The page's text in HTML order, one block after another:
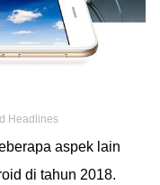
Headlines
aspek lain
di tahun 2018.